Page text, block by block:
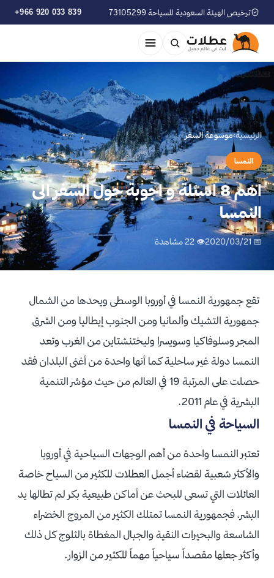
ترخيص الهيئة السعودية للسياحة 73105299 +966 920 033 839
الرئيسية›موسوعة السفر
النمسا
اهم 8 اسئلة و اجوبة حول السفر الى
النمسا
📅 2020/03/21 👁 22 مشاهدة
تقع جمهورية النمسا في أوروبا الوسطى ويحدها من الشمال
جمهورية التشيك وألمانيا ومن الجنوب إيطاليا ومن الشرق
المجر وسلوفاكيا وسويسرا وليختنشتاين من الغرب وتعد
النمسا دولة غير ساحلية كما أنها واحدة من أغنى البلدان فقد
حصلت على المرتبة 19 في العالم من حيث مؤشر التنمية
البشرية في عام 2011.
السياحة في النمسا
تعتبر النمسا واحدة من أهم الوجهات السياحية في أوروبا
والأكثر شعبية لقضاء أجمل العطلات للكثير من السياح خاصة
العائلات التي تسعى للبحث عن أماكن طبيعية بكر لم تطالها يد
البشر، فجمهورية النمسا تمتلك الكثير من المروج الخضراء
الشاسعة والبحيرات النقية والجبال المغطاة بالثلوج كل ذلك
وأكثر جعلها مقصداً سياحياً مهماً للكثير من الزوار.